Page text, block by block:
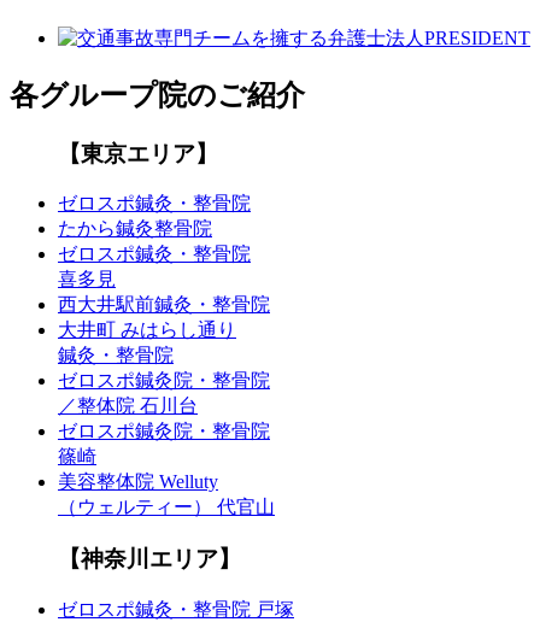
各グループ院のご紹介
【東京エリア】
ゼロスポ鍼灸・整骨院
たから鍼灸整骨院
ゼロスポ鍼灸・整骨院
喜多見
西大井駅前鍼灸・整骨院
大井町 みはらし通り
鍼灸・整骨院
ゼロスポ鍼灸院・整骨院
／整体院 石川台
ゼロスポ鍼灸院・整骨院
篠崎
美容整体院 Welluty
（ウェルティー） 代官山
【神奈川エリア】
ゼロスポ鍼灸・整骨院 戸塚